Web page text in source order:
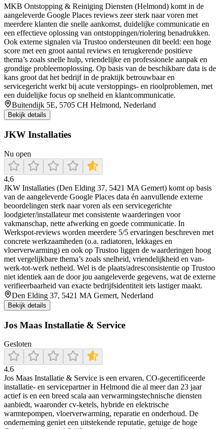
MKB Ontstopping & Reiniging Diensten (Helmond) komt in de
aangeleverde Google Places reviews zeer sterk naar voren met
meerdere klanten die snelle aankomst, duidelijke communicatie en
een effectieve oplossing van ontstoppingen/riolering benadrukken.
Ook externe signalen via Trustoo ondersteunen dit beeld: een hoge
score met een groot aantal reviews en terugkerende positieve
thema’s zoals snelle hulp, vriendelijke en professionele aanpak en
grondige probleemoplossing. Op basis van de beschikbare data is de
kans groot dat het bedrijf in de praktijk betrouwbaar en
servicegericht werkt bij acute verstoppings- en rioolproblemen, met
een duidelijke focus op snelheid en klantcommunicatie.
Buitendijk 5E, 5705 CH Helmond, Nederland
Bekijk details
JKW Installaties
Nu open
4.6
JKW Installaties (Den Elding 37, 5421 MA Gemert) komt op basis
van de aangeleverde Google Places data én aanvullende externe
beoordelingen sterk naar voren als een servicegerichte
loodgieter/installateur met consistente waarderingen voor
vakmanschap, nette afwerking en goede communicatie. In
Werkspot-reviews worden meerdere 5/5 ervaringen beschreven met
concrete werkzaamheden (o.a. radiatoren, lekkages en
vloerverwarming) en ook op Trustoo liggen de waarderingen hoog
met vergelijkbare thema’s zoals snelheid, vriendelijkheid en van-
werk-tot-werk netheid. Wel is de plaats/adresconsistentie op Trustoo
niet identiek aan de door jou aangeleverde gegevens, wat de externe
verifieerbaarheid van exacte bedrijfsidentiteit iets lastiger maakt.
Den Elding 37, 5421 MA Gemert, Nederland
Bekijk details
Jos Maas Installatie & Service
Gesloten
4.6
Jos Maas Installatie & Service is een ervaren, CO‑gecertificeerde
installatie‑ en servicepartner in Helmond die al meer dan 23 jaar
actief is en een breed scala aan verwarmingstechnische diensten
aanbiedt, waaronder cv‑ketels, hybride en elektrische
warmtepompen, vloerverwarming, reparatie en onderhoud. De
onderneming geniet een uitstekende reputatie, getuige de hoge